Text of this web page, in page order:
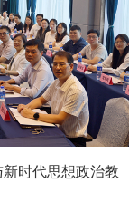
时代思想政治教